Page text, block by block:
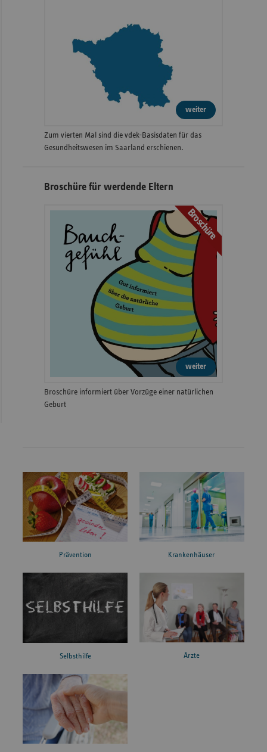
weiter
Zum vierten Mal sind die vdek-Basisdaten für das
Gesundheitswesen im Saarland erschienen.
Broschüre für werdende Eltern
Broschüre
weiter
Broschüre informiert über Vorzüge einer natürlichen
Geburt
Prävention Krankenhäuser
Selbsthilfe Ärzte